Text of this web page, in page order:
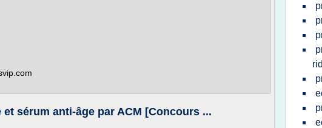
sérum anti-âge par ACM [Concours ...